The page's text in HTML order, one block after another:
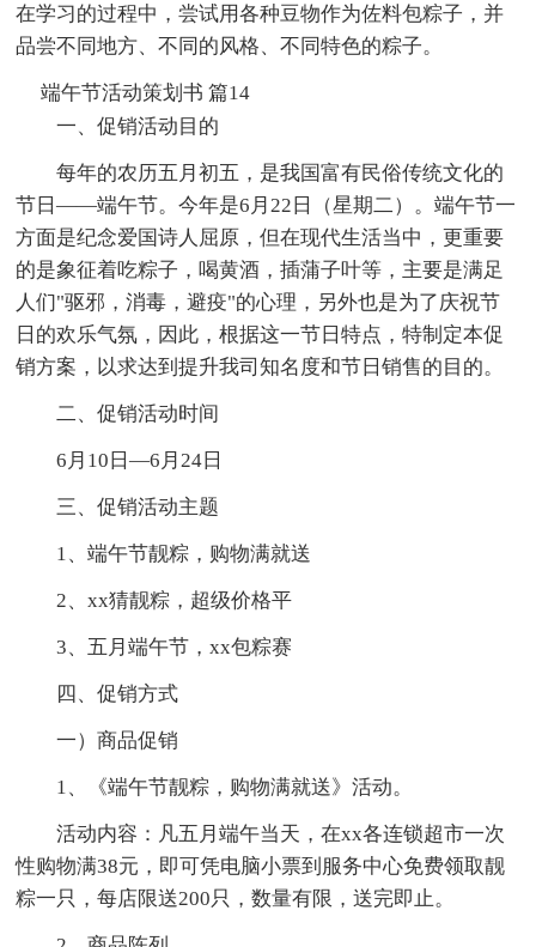
在学习的过程中，尝试用各种豆物作为佐料包粽子，并
品尝不同地方、不同的风格、不同特色的粽子。
端午节活动策划书 篇14
一、促销活动目的
每年的农历五月初五，是我国富有民俗传统文化的
节日——端午节。今年是6月22日（星期二）。端午节一
方面是纪念爱国诗人屈原，但在现代生活当中，更重要
的是象征着吃粽子，喝黄酒，插蒲子叶等，主要是满足
人们"驱邪，消毒，避疫"的心理，另外也是为了庆祝节
日的欢乐气氛，因此，根据这一节日特点，特制定本促
销方案，以求达到提升我司知名度和节日销售的目的。
二、促销活动时间
6月10日—6月24日
三、促销活动主题
1、端午节靓粽，购物满就送
2、xx猜靓粽，超级价格平
3、五月端午节，xx包粽赛
四、促销方式
一）商品促销
1、《端午节靓粽，购物满就送》活动。
活动内容：凡五月端午当天，在xx各连锁超市一次
性购物满38元，即可凭电脑小票到服务中心免费领取靓
粽一只，每店限送200只，数量有限，送完即止。